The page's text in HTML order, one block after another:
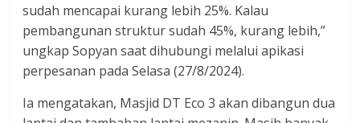
sudah mencapai kurang lebih 25%. Kalau
pembangunan struktur sudah 45%, kurang lebih,”
ungkap Sopyan saat dihubungi melalui apikasi
perpesanan pada Selasa (27/8/2024).
Ia mengatakan, Masjid DT Eco 3 akan dibangun dua